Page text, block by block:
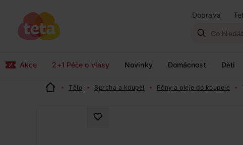
Doprava
Akce 2+1 Péče o vlasy Novinky Domácnost Děti
Tělo Sprcha a koupel Pěny a oleje do koupele